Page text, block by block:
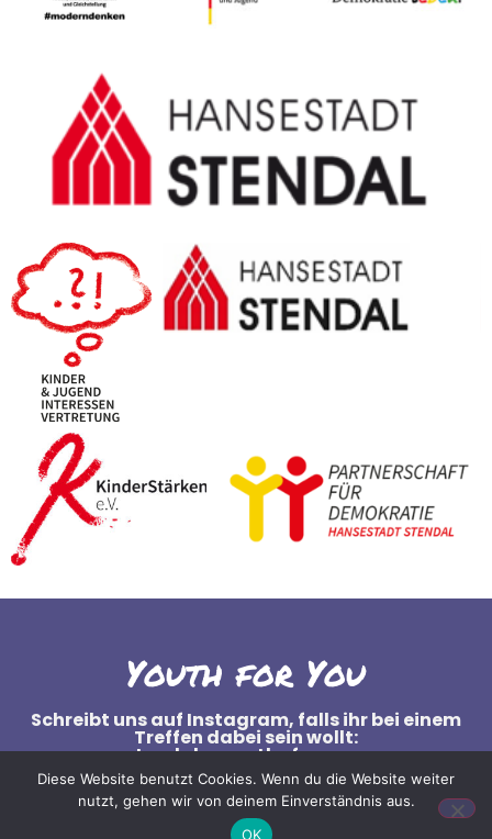
Youth for You
Schreibt uns auf Instagram, falls ihr bei einem
Treffen dabei sein wollt:
stendals_youth_for_you
Diese Website benutzt Cookies. Wenn du die Website weiter
nutzt, gehen wir von deinem Einverständnis aus.
OK